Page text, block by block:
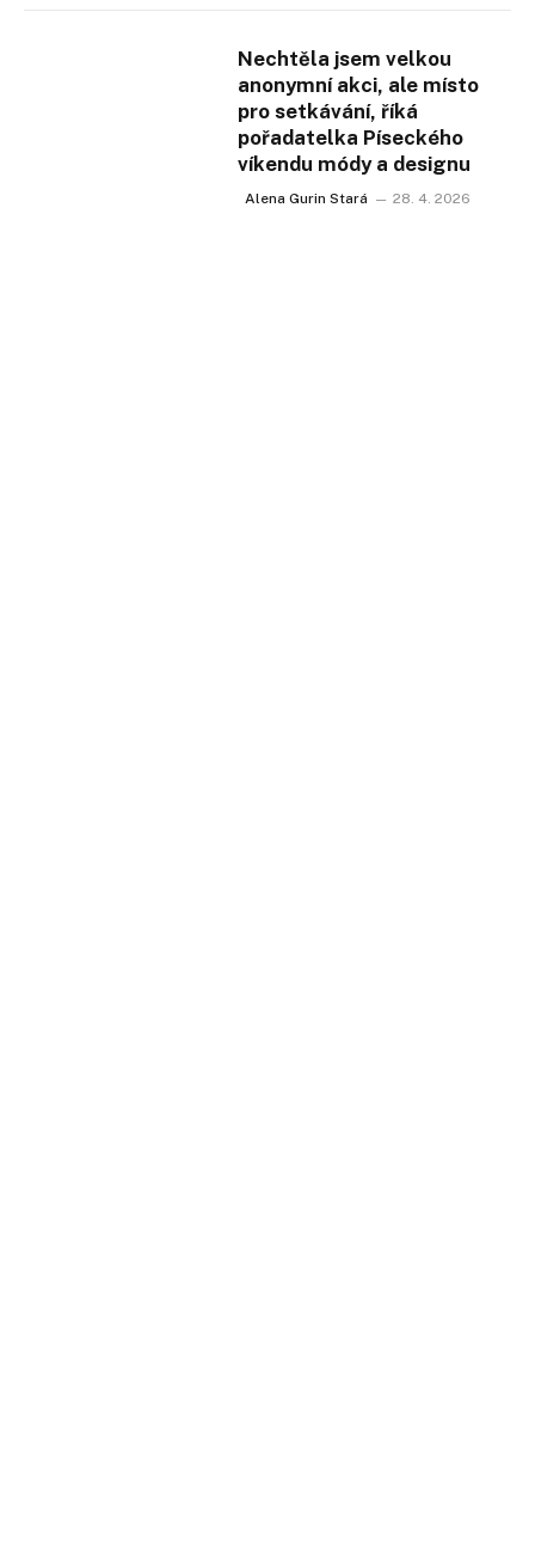
Nechtěla jsem velkou
anonymní akci, ale místo
pro setkávání, říká
pořadatelka Píseckého
víkendu módy a designu
Alena Gurin Stará 28. 4. 2026